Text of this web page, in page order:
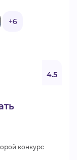
+6
4.5
конкурс